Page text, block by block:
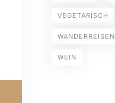
VEGETARISCH
WANDERREISEN
WEIN